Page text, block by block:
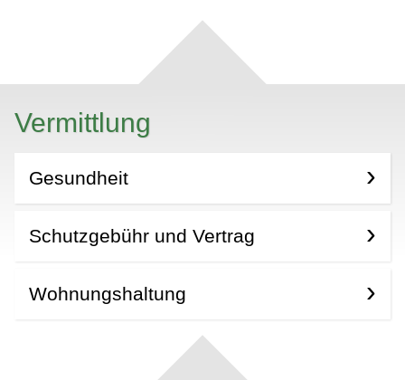
Vermittlung
Gesundheit
Schutzgebühr und Vertrag
Wohnungshaltung